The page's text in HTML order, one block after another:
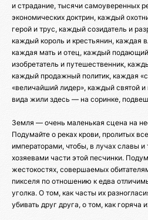
и страдание, тысячи самоуверенных
экономических доктрин, каждый
герой и трус, каждый созидатель и
каждый король и крестьянин, каждая
каждая мать и отец, каждый
изобретатель и путешественник,
каждый продажный политик, каждая
«величайший лидер», каждый святой
вида жили здесь — на соринке,
Земля — очень маленькая сцена на
Подумайте о реках крови, пролитых
императорами, чтобы, в лучах славы и
хозяевами части этой песчинки.
жестокостях, совершаемых
пикселя по отношению к едва
уголка. О том, как часты их
убивать друг друга, о том, как горяча